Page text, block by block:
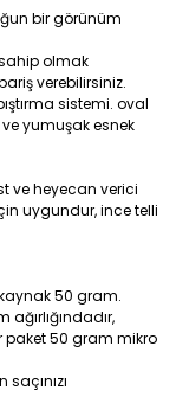
bir görünüm
olmak
verebilirsiniz.
sistemi. oval
yumuşak esnek
ve heyecan verici
uygundur, ince telli
50 gram.
paket 50 gram mikro